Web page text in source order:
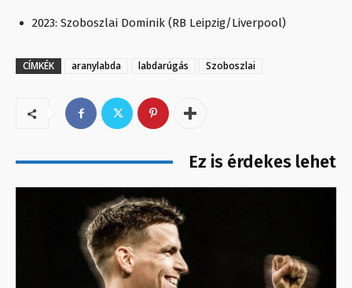
2023: Szoboszlai Dominik (RB Leipzig/Liverpool)
CÍMKÉK aranylabda labdarúgás Szoboszlai
Ez is érdekes lehet